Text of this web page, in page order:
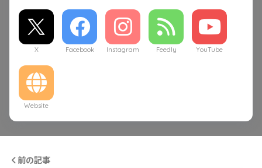
X Facebook Instagram Feedly YouTube
Website
前の記事